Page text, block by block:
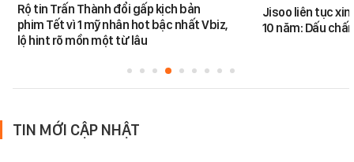
Rộ tin Trấn Thành đổi gấp kịch bản
phim Tết vì 1 mỹ nhân hot bậc nhất Vbiz,
lộ hint rõ mồn một từ lâu
Jisoo liên tục
10 năm: Dấu
TIN MỚI CẬP NHẬT